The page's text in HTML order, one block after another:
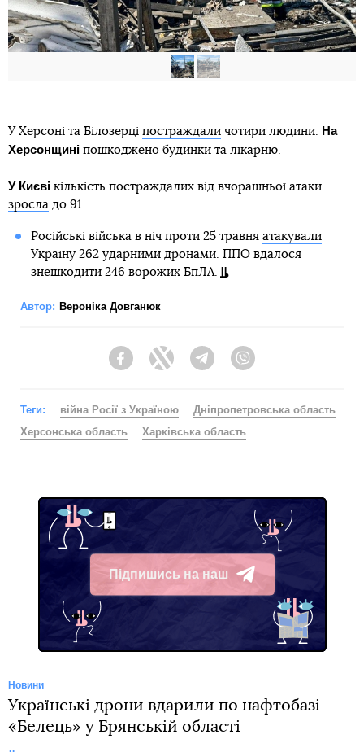
У Херсоні та Білозерці постраждали чотири людини. На
Херсонщині пошкоджено будинки та лікарню.
У Києві кількість постраждалих від вчорашньої атаки
зросла до 91.
Російські війська в ніч проти 25 травня атакували
Україну 262 ударними дронами. ППО вдалося
знешкодити 246 ворожих БпЛА.
Автор: Вероніка Довганюк
FacebookTwitter Telegram
Теги: війна Росії з Україною
Дніпропетровська область
Херсонська область
Харківська область
Підпишись на наш
Telegram
Новини
Українські дрони вдарили по нафтобазі
«Белець» у Брянській області